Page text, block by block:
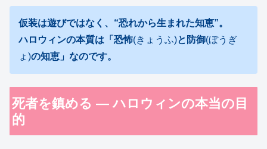
仮装は遊びではなく、“恐れから生まれた知恵”。
ハロウィンの本質は「恐怖(きょうふ)と防御(ぼうぎ
ょ)の知恵」なのです。
死者を鎮める ― ハロウィンの本当の目
的